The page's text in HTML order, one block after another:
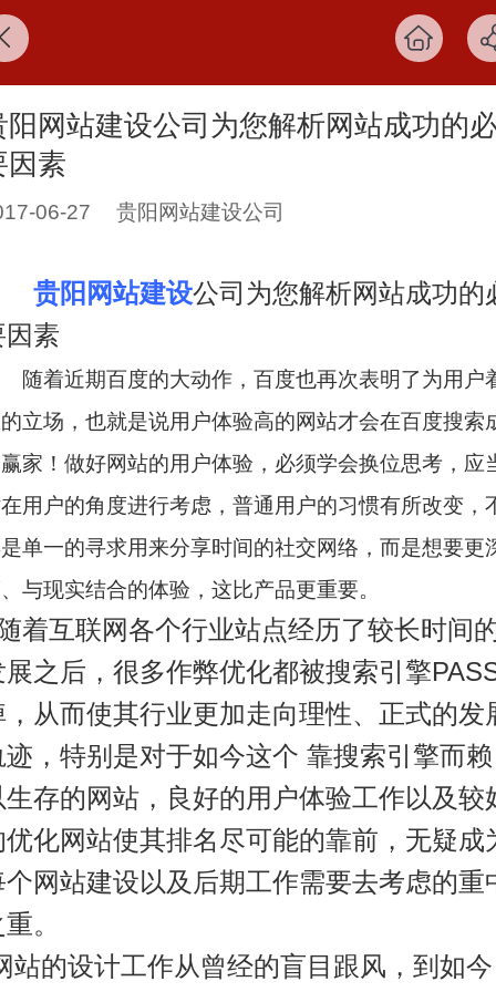
阳网站建设公司为您解析网站成功的
因素
06-27 贵阳网站建设公司
贵阳网站建设公司为您解析网站成功的
因素
近期百度的大动作，百度也再次表明了为用户
立场，也就是说用户体验高的网站才会在百度搜索
家！做好网站的用户体验，必须学会换位思考，应
用户的角度进行考虑，普通用户的习惯有所改变，
单一的寻求用来分享时间的社交网络，而是想要更
与现实结合的体验，这比产品更重要。
着互联网各个行业站点经历了较长时间
展之后，很多作弊优化都被搜索引擎
，从而使其行业更加走向理性、正式的发
迹，特别是对于如今这个 靠搜索引擎而赖
生存的网站，良好的用户体验工作以及较
优化网站使其排名尽可能的靠前，无疑成
个网站建设以及后期工作需要去考虑的重
。
站的设计工作从曾经的盲目跟风，到如今